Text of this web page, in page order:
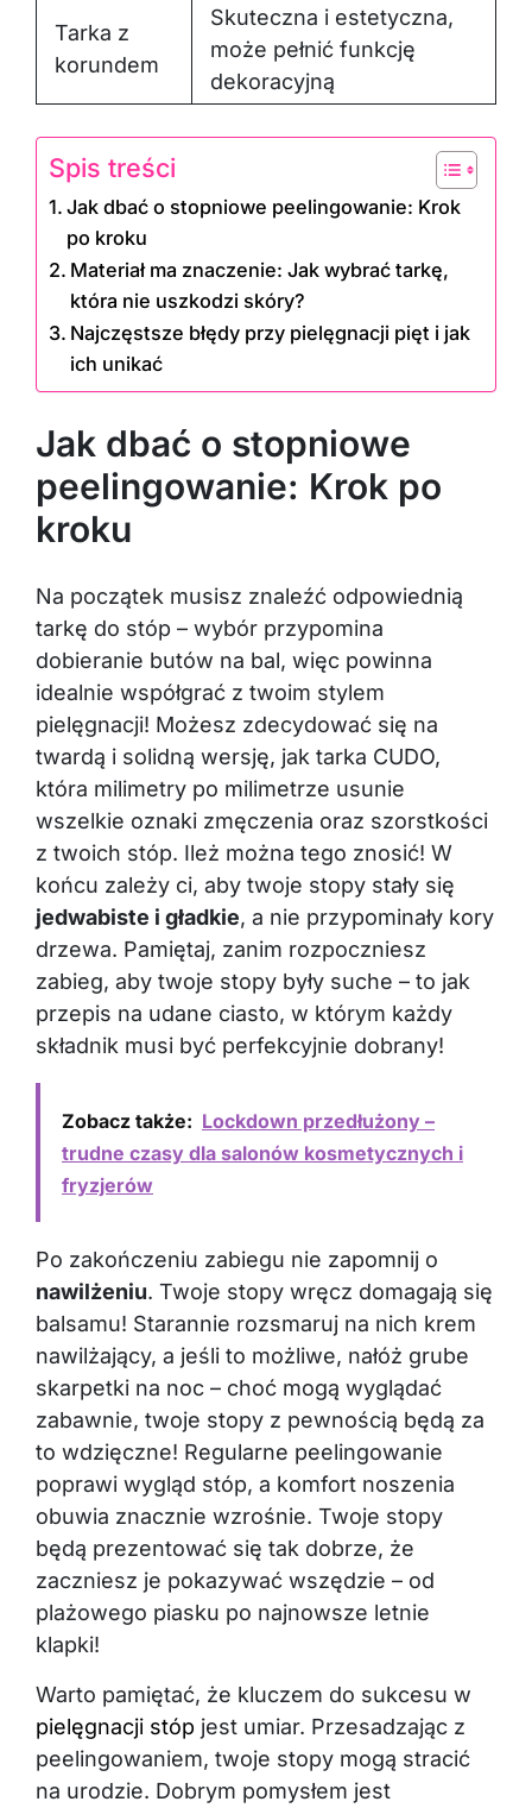
Tarka z
korundem
Skuteczna i estetyczna,
może pełnić funkcję
dekoracyjną
Spis treści
Jak dbać o stopniowe peelingowanie: Krok
po kroku
Materiał ma znaczenie: Jak wybrać tarkę,
która nie uszkodzi skóry?
Najczęstsze błędy przy pielęgnacji pięt i jak
ich unikać
Jak dbać o stopniowe
peelingowanie: Krok po
kroku
Na początek musisz znaleźć odpowiednią
tarkę do stóp – wybór przypomina
dobieranie butów na bal, więc powinna
idealnie współgrać z twoim stylem
pielęgnacji! Możesz zdecydować się na
twardą i solidną wersję, jak tarka CUDO,
która milimetry po milimetrze usunie
wszelkie oznaki zmęczenia oraz szorstkości
z twoich stóp. Ileż można tego znosić! W
końcu zależy ci, aby twoje stopy stały się
jedwabiste i gładkie, a nie przypominały kory
drzewa. Pamiętaj, zanim rozpoczniesz
zabieg, aby twoje stopy były suche – to jak
przepis na udane ciasto, w którym każdy
składnik musi być perfekcyjnie dobrany!
Zobacz także: Lockdown przedłużony –
trudne czasy dla salonów kosmetycznych i
fryzjerów
Po zakończeniu zabiegu nie zapomnij o
nawilżeniu. Twoje stopy wręcz domagają się
balsamu! Starannie rozsmaruj na nich krem
nawilżający, a jeśli to możliwe, nałóż grube
skarpetki na noc – choć mogą wyglądać
zabawnie, twoje stopy z pewnością będą za
to wdzięczne! Regularne peelingowanie
poprawi wygląd stóp, a komfort noszenia
obuwia znacznie wzrośnie. Twoje stopy
będą prezentować się tak dobrze, że
zaczniesz je pokazywać wszędzie – od
plażowego piasku po najnowsze letnie
klapki!
Warto pamiętać, że kluczem do sukcesu w
pielęgnacji stóp jest umiar. Przesadzając z
peelingowaniem, twoje stopy mogą stracić
na urodzie. Dobrym pomysłem jest